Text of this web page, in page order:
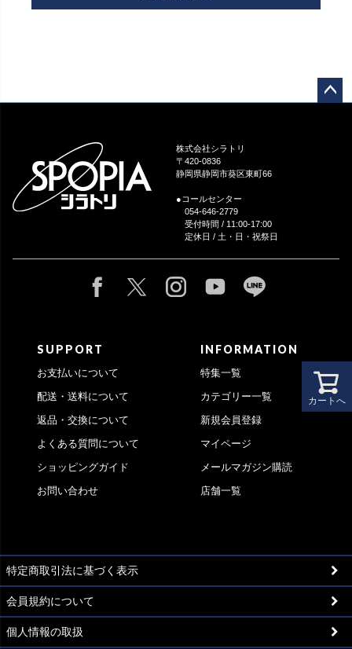
カートへ
株式会社シラトリ
〒420-0836
静岡県静岡市葵区東町66
●コールセンター
054-646-2779
受付時間 / 11:00-17:00
定休日 / 土・日・祝祭日
SUPPORT
お支払いについて
配送・送料について
返品・交換について
よくある質問について
ショッピングガイド
お問い合わせ
INFORMATION
特集一覧
カテゴリー一覧
新規会員登録
マイページ
メールマガジン購読
店舗一覧
特定商取引法に基づく表示
会員規約について
個人情報の取扱